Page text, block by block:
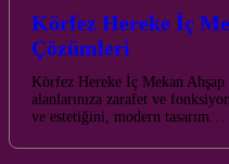
Körfez Hereke İç
Çözümleri
Körfez Hereke İç Mekan
alanlarınıza zarafet ve
ve estetiğini, modern tasarım…